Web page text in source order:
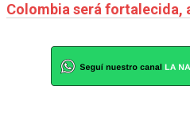
Colombia será fortalecida,